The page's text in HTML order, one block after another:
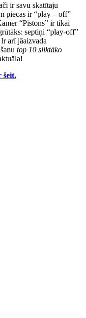
ir savu skatītaju
piecas ir “play – off”
“Pistons” ir tikai
septiņi “play-off”
arī jāaizvada
top 10 sliktāko
šeit.